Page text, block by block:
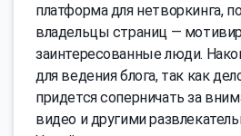
платформа для нетворкинга,
владельцы страниц —
заинтересованные люди.
для ведения блога, так как
придется соперничать за
видео и другими